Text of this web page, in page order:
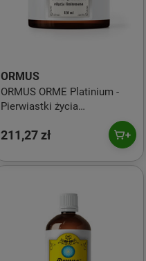
ORMUS
ORMUS ORME Platinium -
Pierwiastki życia
NANOWODA ZŁOTO - mocny
i gęsty (120 ml)
211,27 zł